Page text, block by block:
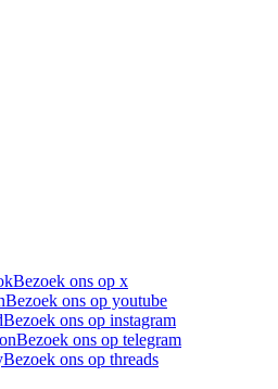
Bezoek ons op x
Bezoek ons op youtube
Bezoek ons op instagram
Bezoek ons op telegram
Bezoek ons op threads